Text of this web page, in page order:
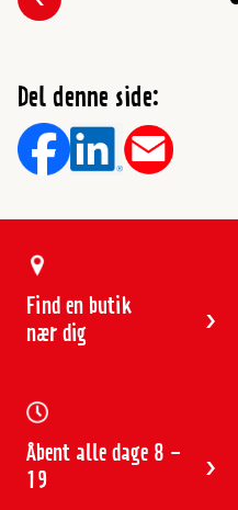
Forrige
Del denne side:
Find en butik
nær dig
Åbent alle dage 8 -
19